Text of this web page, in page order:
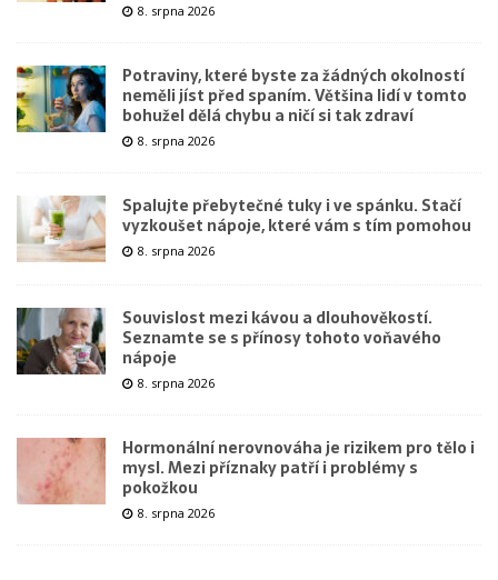
8. srpna 2026
Potraviny, které byste za žádných okolností
neměli jíst před spaním. Většina lidí v tomto
bohužel dělá chybu a ničí si tak zdraví
8. srpna 2026
Spalujte přebytečné tuky i ve spánku. Stačí
vyzkoušet nápoje, které vám s tím pomohou
8. srpna 2026
Souvislost mezi kávou a dlouhověkostí.
Seznamte se s přínosy tohoto voňavého
nápoje
8. srpna 2026
Hormonální nerovnováha je rizikem pro tělo i
mysl. Mezi příznaky patří i problémy s
pokožkou
8. srpna 2026